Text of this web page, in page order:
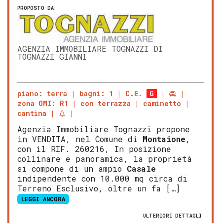
PROPOSTO DA:
AGENZIA IMMOBILIARE TOGNAZZI DI
TOGNAZZI GIANNI
piano: terra bagni: 1 C.E.
G
zona OMI: R1
con terrazza
caminetto
cantina
Agenzia Immobiliare Tognazzi propone
in VENDITA, nel Comune di Montaione,
con il RIF. 260216, In posizione
collinare e panoramica, la proprietà
si compone di un ampio Casale
indipendente con 10.000 mq circa di
Terreno Esclusivo, oltre un fa […]
LEGGI ANCORA
ULTERIORI DETTAGLI